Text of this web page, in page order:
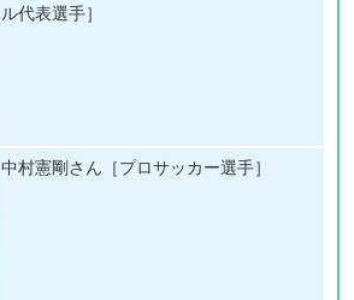
ル代表選手］
中村憲剛さん［プロサッカー選手］